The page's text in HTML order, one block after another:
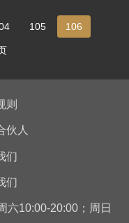
105 106
则
伙人
们
们
六10:00-20:00；周日